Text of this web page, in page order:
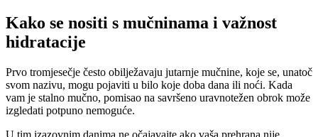
Kako se nositi s mučninama i važnost
hidratacije
Prvo tromjesečje često obilježavaju jutarnje mučnine, koje se, unatoč
svom nazivu, mogu pojaviti u bilo koje doba dana ili noći. Kada
vam je stalno mučno, pomisao na savršeno uravnotežen obrok može
izgledati potpuno nemoguće.
U tim izazovnim danima ne očajavajte ako vaša prehrana nije